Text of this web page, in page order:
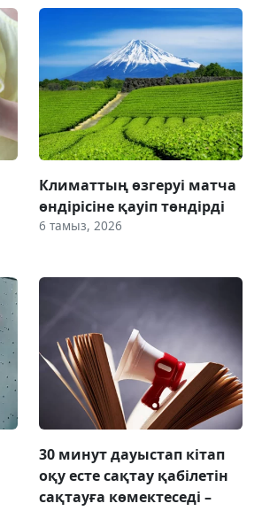
Климаттың өзгеруі матча
өндірісіне қауіп төндірді
6 тамыз, 2026
30 минут дауыстап кітап
оқу есте сақтау қабілетін
сақтауға көмектеседі –